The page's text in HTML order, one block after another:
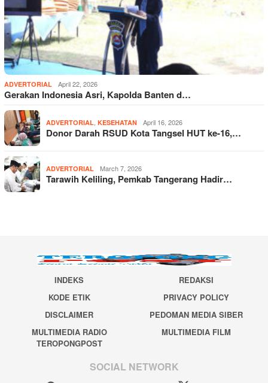
ADVERTORIAL April 22, 2026
Gerakan Indonesia Asri, Kapolda Banten d…
ADVERTORIAL, KESEHATAN April 16, 2026
Donor Darah RSUD Kota Tangsel HUT ke-16,…
ADVERTORIAL March 7, 2026
Tarawih Keliling, Pemkab Tangerang Hadir…
INDEKS
REDAKSI
KODE ETIK
PRIVACY POLICY
DISCLAIMER
PEDOMAN MEDIA SIBER
MULTIMEDIA RADIO
TEROPONGPOST
MULTIMEDIA FILM
SOCIAL NETWORK